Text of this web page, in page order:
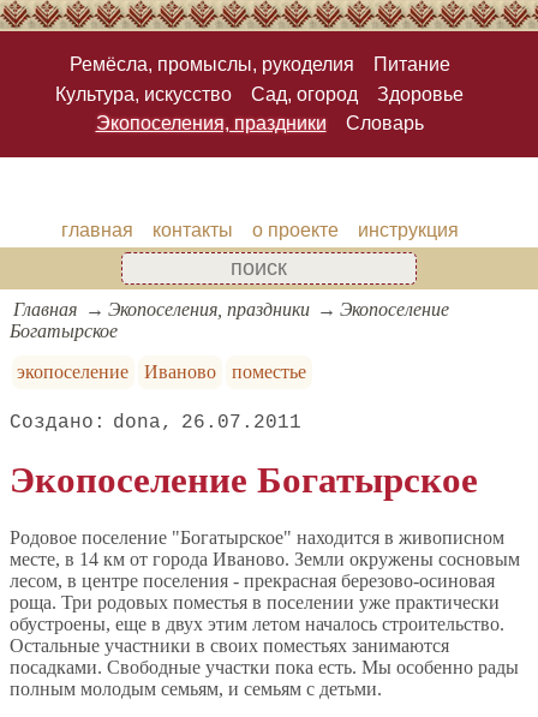
Ремёсла, промыслы, рукоделия
Питание
Культура, искусство
Сад, огород
Здоровье
Экопоселения, праздники
Словарь
главная контакты о проекте инструкция
Главная Экопоселения, праздники
Экопоселение
Богатырское
экопоселение
Иваново поместье
dona 26.07.2011
Экопоселение Богатырское
Родовое поселение "Богатырское" находится в живописном
месте, в 14 км от города Иваново. Земли окружены сосновым
лесом, в центре поселения - прекрасная березово-осиновая
роща. Три родовых поместья в поселении уже практически
обустроены, еще в двух этим летом началось строительство.
Остальные участники в своих поместьях занимаются
посадками. Свободные участки пока есть. Мы особенно рады
полным молодым семьям, и семьям с детьми.